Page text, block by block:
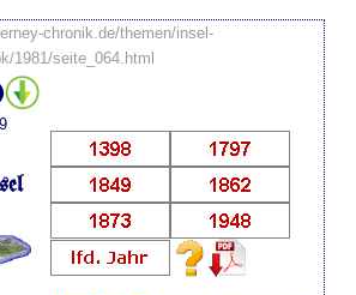
chronik.de/themen/insel-
1981/seite_064.html